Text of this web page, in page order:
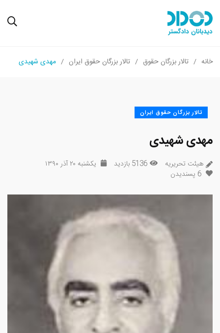
خانه تالار بزرگان حقوق تالار بزرگان حقوق ایران مهدی شهیدی
تالار بزرگان حقوق ایران
مهدی شهیدی
هیئت تحریریه 5136 بازدید
یکشنبه ۲۰ آذر ۱۳۹۰
6 پسندیدن